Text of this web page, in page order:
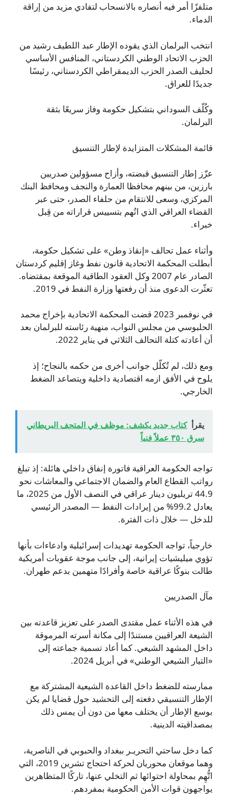
متلفزًا أمر فيه أنصاره بالانسحاب لتفادي مزيد من إراقة
الدماء.
انتخب البرلمان الذي يقوده الإطار عبد اللطيف رشيد من
الحزب الاتحاد الوطني الكردستاني، المنافس الأساسي
لحليف الصدر الحزب الديمقراطي الكردستاني، رئيسًا
جديدًا للعراق.
وكُلّف السوداني بتشكيل حكومة وفاز سريعًا بثقة
البرلمان.
قائمة المشكلات المتزايدة لإطار التنسيق
عزّز إطار التنسيق قبضته، وأزاح مسؤولين صدريين
بارزين، من بينهم محافظا العمارة والنجف ومحافظ البنك
المركزي، وسعى للانتقام من حلفاء الصدر، حتى عبر
القضاء العراقي الذي اتُهم بتسييس قراراته من قِبل
خبراء.
وأثناء عمل تحالف «إنقاذ وطن» على تشكيل حكومة،
أبطلت المحكمة الاتحادية قانون نفط وغاز إقليم كردستان
الصادر عام 2007 وكل العقود الطاقية الموقعة بمقتضاه.
تعثّرت الدعوى منذ أن رفعتها وزارة النفط في 2019.
في نوفمبر 2023 قضت المحكمة الاتحادية بإخراج محمد
الحلبوسي من مجلس النواب، منهية رئاسته للبرلمان بعد
أن أعادته كتلة التحالف الثلاثي في يناير 2022.
ومع ذلك، لم تُكلّل جوانب أخرى من حكمه بالنجاح؛ إذ
يلوح في الأفق ازمه اقتصادية داخلية ويتصاعد الضغط
الخارجي.
يقرأ كتاب جديد يكشف: موظف في المتحف البريطاني
سرق ٣٥٠ عملاً فنياً
تواجه الحكومة العراقية فاتورة إنفاق داخلي هائلة: إذ تبلغ
رواتب القطاع العام والضمان الاجتماعي والمعاشات نحو
44.9 تريليون دينار عراقي في النصف الأول من 2025، ما
يعادل 99.2% من إيرادات النفط — المصدر الرئيسي
للدخل — خلال ذات الفترة.
خارجياً، تواجه الحكومة تهديدات إسرائيلية وادعاءات بأنها
تؤوي ميليشيات إيرانية، إلى جانب موجة عقوبات أمريكية
طالت بنوكًا عراقية خاصة وأفرادًا متهمين بدعم طهران.
مآل الصدريين
في هذه الأثناء عمل مقتدى الصدر على تعزيز قاعدته بين
الشيعة العراقيين مستندًا إلى مكانة أسرته المرموقة
داخل المشهد الشيعي. كما أعاد تسمية جماعته إلى
«التيار الشيعي الوطني» في أبريل 2024.
ممارسته للضغط داخل القاعدة الشيعية المشتركة مع
الإطار التنسيقي دفعته إلى التحشيد حول قضايا لم يكن
بوسع الإطار أن يختلف معها من دون أن يمس ذلك
بمصداقيته الدينية.
كما دخل ساحتي التحريـر ببغداد والحبوبي في الناصرية،
وهما موقعان محوريان لحركة احتجاج تشرين 2019، التي
اتُّهِم بمحاولة احتوائها ثم التخلي عنها، تاركًا المتظاهرين
يواجهون قوات الأمن الحكومية بمفردهم.